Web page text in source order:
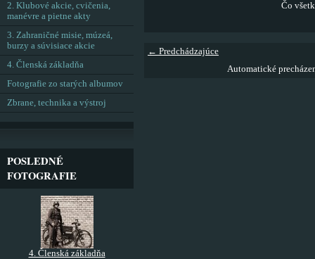
Čo
← Predchádzajúce
Automatické
2. Klubové akcie, cvičenia,
manévre a pietne akty
3. Zahraničné misie, múzeá,
burzy a súvisiace akcie
4. Členská základňa
Fotografie zo starých albumov
Zbrane, technika a výstroj
POSLEDNÉ
FOTOGRAFIE
4. Členská základňa